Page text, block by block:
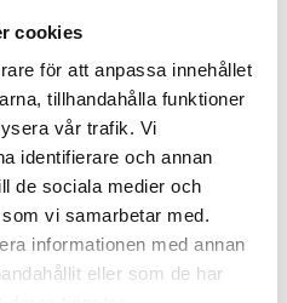
cookies
för att anpassa innehållet
tillhandahålla funktioner
vår trafik. Vi
identifierare och annan
de sociala medier och
vi samarbetar med.
informationen med annan
eller som de har
och kan bidra till
inflammation och
säker och sker i
som gör upplevelsen
återhämtning
skärpa